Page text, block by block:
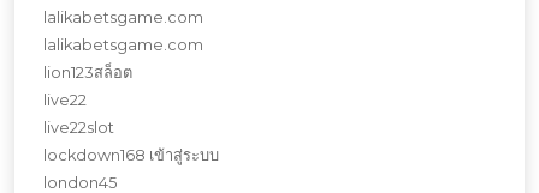
lalikabetsgame.com
lalikabetsgame.com
lion123สล็อต
live22
live22slot
lockdown168 เข้าสู่ระบบ
london45